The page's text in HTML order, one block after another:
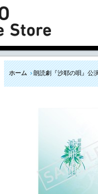
ホーム 朗読劇『沙耶の唄』公